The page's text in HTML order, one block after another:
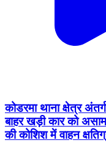
कोडरमा थाना क्षेत्र
बाहर खड़ी कार को
की कोशिश में वाहन